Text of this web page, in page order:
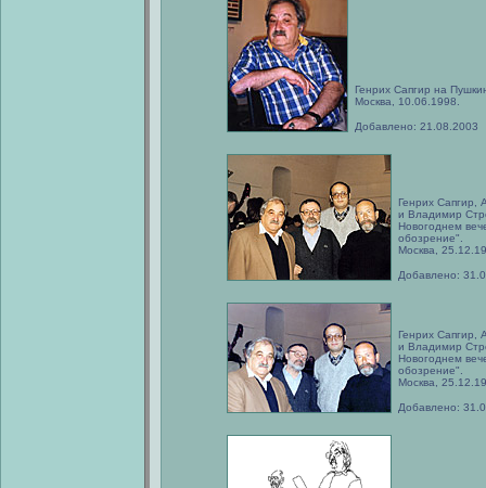
Генрих Сапгир на
Москва, 10.06.1998.
Добавлено: 21.08.2003
Генрих Сапгир,
и Владимир
Новогоднем
обозрение".
Москва,
Добавлено:
Генрих Сапгир,
и Владимир
Новогоднем
обозрение".
Москва,
Добавлено: